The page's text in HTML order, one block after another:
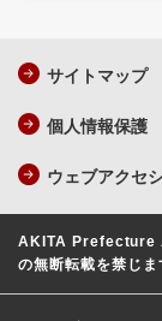
サイトマップ
個人情報保護
ウェブアクセ
AKITA
の無断転載を禁じま